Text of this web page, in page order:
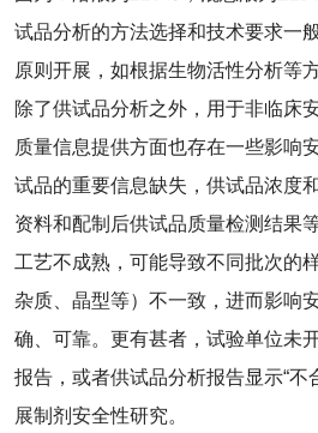
试品分析的方法选择和技术要求一
原则开展，如根据生物活性分析等
除了供试品分析之外，用于非临床
质量信息提供方面也存在一些影响
试品的重要信息缺失，供试品浓度
资料和配制后供试品质量检测结果
工艺不成熟，可能导致不同批次的
杂质、晶型等）不一致，进而影响
确、可靠。更有甚者，试验单位未
报告，或者供试品分析报告显示“不
展制剂安全性研究。